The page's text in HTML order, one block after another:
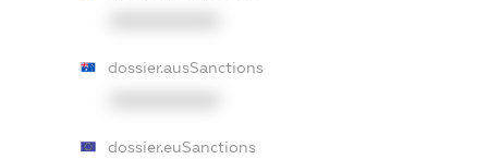
dossier.ausSanctions
dossier.euSanctions